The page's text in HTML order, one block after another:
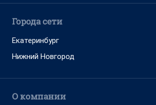
Города сети
Екатеринбург
Нижний Новгород
О компании